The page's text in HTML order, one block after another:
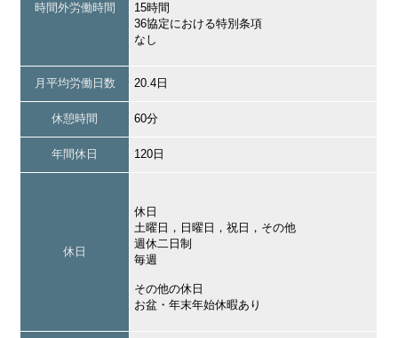
時間外労働時間
15時間
36協定における特別条項
なし
月平均労働日数 20.4日
休憩時間 60分
年間休日 120日
休日
休日
土曜日，日曜日，祝日，その他
週休二日制
毎週
その他の休日
お盆・年末年始休暇あり